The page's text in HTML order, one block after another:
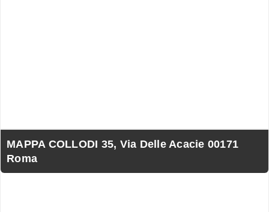
MAPPA COLLODI 35, Via Delle Acacie 00171
Roma